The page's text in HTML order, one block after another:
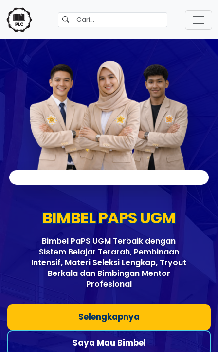
BIMBEL PAPS UGM
Bimbel PaPS UGM Terbaik dengan
Sistem Belajar Terarah, Pembinaan
Intensif, Materi Seleksi Lengkap, Tryout
Berkala dan Bimbingan Mentor
Profesional
Selengkapnya
Saya Mau Bimbel